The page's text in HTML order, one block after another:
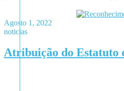
Agosto 1, 2022
noticias
Atribuição do Estatuto